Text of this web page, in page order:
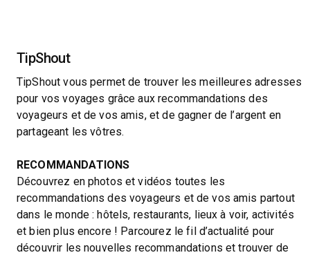
TipShout
TipShout vous permet de trouver les meilleures adresses
pour vos voyages grâce aux recommandations des
voyageurs et de vos amis, et de gagner de l’argent en
partageant les vôtres.
RECOMMANDATIONS
Découvrez en photos et vidéos toutes les
recommandations des voyageurs et de vos amis partout
dans le monde : hôtels, restaurants, lieux à voir, activités
et bien plus encore ! Parcourez le fil d’actualité pour
découvrir les nouvelles recommandations et trouver de